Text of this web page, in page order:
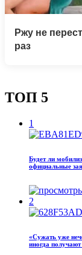
Ржу не
раз
ТОП 5
1
Будет ли
официальные
2
«Сужать уже
иногда получают